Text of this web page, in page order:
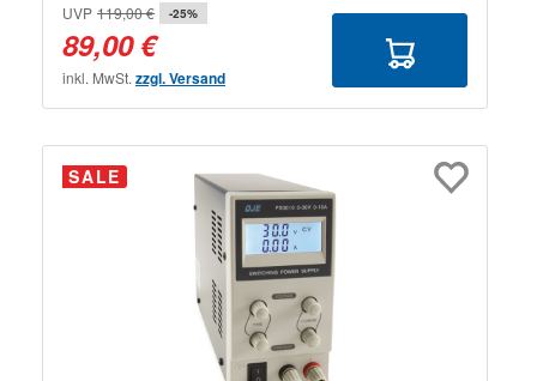
UVP 119,00 € -25%
89,00 €
inkl. MwSt. zzgl. Versand
SALE